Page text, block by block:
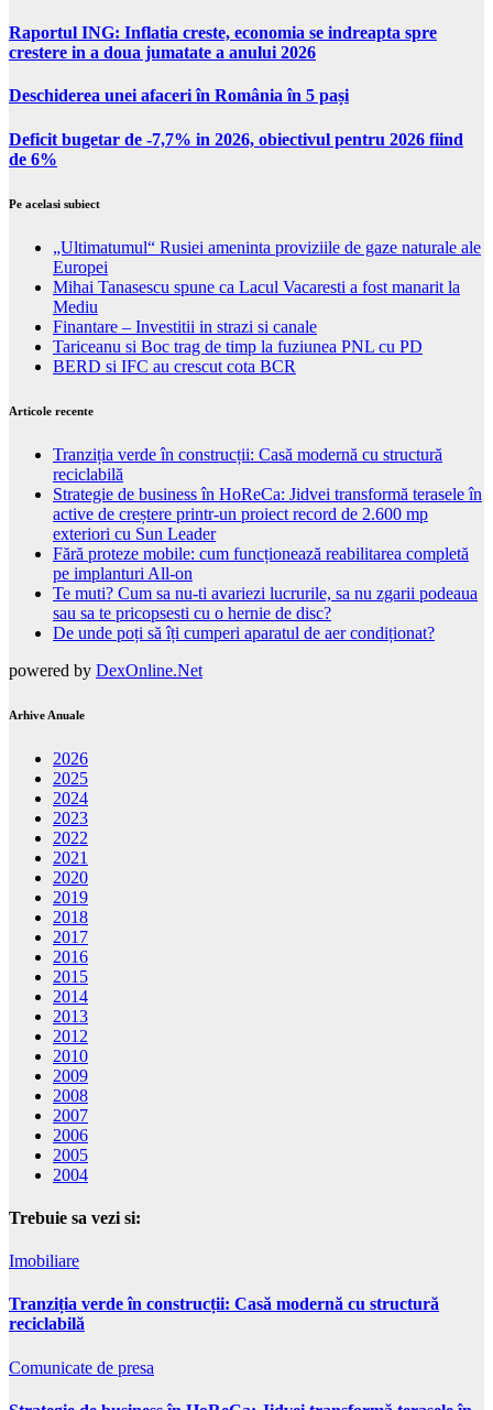
Raportul ING: Inflatia creste, economia se indreapta spre
crestere in a doua jumatate a anului 2026
Deschiderea unei afaceri în România în 5 pași
Deficit bugetar de -7,7% in 2026, obiectivul pentru 2026 fiind
de 6%
Pe acelasi subiect
„Ultimatumul“ Rusiei ameninta proviziile de gaze naturale ale
Europei
Mihai Tanasescu spune ca Lacul Vacaresti a fost manarit la
Mediu
Finantare – Investitii in strazi si canale
Tariceanu si Boc trag de timp la fuziunea PNL cu PD
BERD si IFC au crescut cota BCR
Articole recente
Tranziția verde în construcții: Casă modernă cu structură
reciclabilă
Strategie de business în HoReCa: Jidvei transformă terasele în
active de creștere printr-un proiect record de 2.600 mp
exteriori cu Sun Leader
Fără proteze mobile: cum funcționează reabilitarea completă
pe implanturi All-on
Te muti? Cum sa nu-ti avariezi lucrurile, sa nu zgarii podeaua
sau sa te pricopsesti cu o hernie de disc?
De unde poți să îți cumperi aparatul de aer condiționat?
powered by DexOnline.Net
Arhive Anuale
2026
2025
2024
2023
2022
2021
2020
2019
2018
2017
2016
2015
2014
2013
2012
2010
2009
2008
2007
2006
2005
2004
Trebuie sa vezi si:
Imobiliare
Tranziția verde în construcții: Casă modernă cu structură
reciclabilă
Comunicate de presa